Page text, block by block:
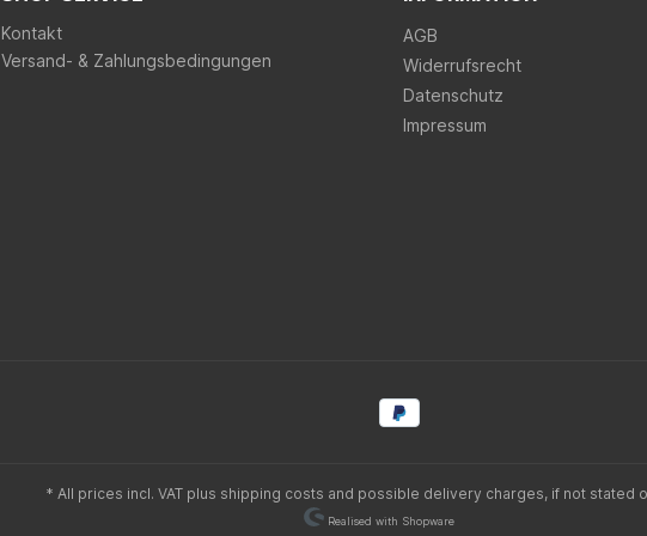
Kontakt
Versand- & Zahlungsbedingungen
AGB
Widerrufsrecht
Datenschutz
Impressum
* All prices incl. VAT plus shipping costs and possible delivery charges, if not stated
Realised with Shopware